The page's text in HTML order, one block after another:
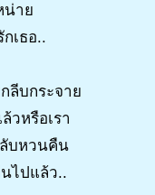
น่าย
เธอ..
ลีบกระจาย
วหรือเรา
ลับหวนคืน
ไปแล้ว..